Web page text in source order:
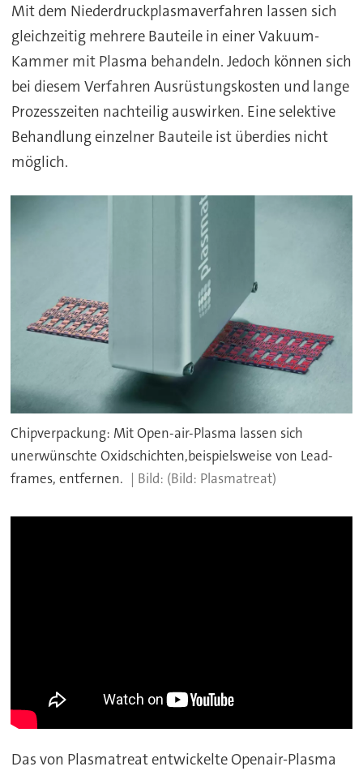
Mit dem Niederdruckplasmaverfahren lassen sich
gleichzeitig mehrere Bauteile in einer Vakuum-
Kammer mit Plasma behandeln. Jedoch können sich
bei diesem Verfahren Ausrüstungskosten und lange
Prozesszeiten nachteilig auswirken. Eine selektive
Behandlung einzelner Bauteile ist überdies nicht
möglich.
Chipverpackung: Mit Open-air-Plasma lassen sich
unerwünschte Oxidschichten,beispielsweise von Lead-
frames, entfernen.
(Bild: Plasmatreat)
Das von Plasmatreat entwickelte Openair-Plasma